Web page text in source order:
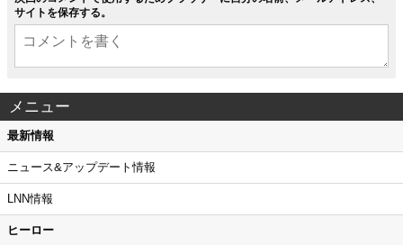
サイトを保存する。
メニュー
最新情報
ニュース&アップデート情報
LNN情報
ヒーロー